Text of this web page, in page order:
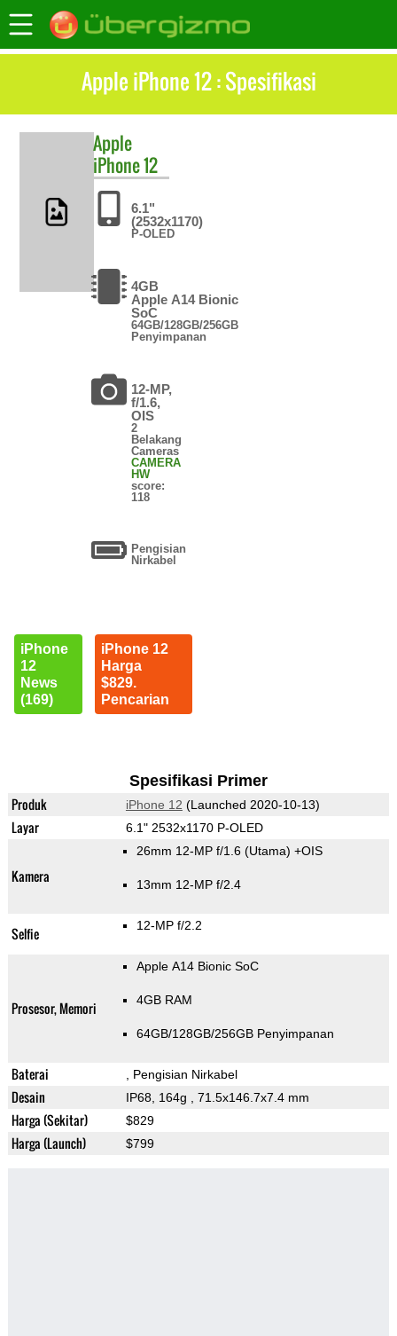
Apple iPhone 12 : Spesifikasi
Apple
iPhone 12
6.1"
(2532x1170)
P-OLED
4GB
Apple A14 Bionic
SoC
64GB/128GB/256GB
Penyimpanan
12-MP,
f/1.6,
OIS
2
Belakang
Cameras
CAMERA
HW
score:
118
Pengisian
Nirkabel
iPhone
12
News
(169)
iPhone 12
Harga
$829.
Pencarian
Spesifikasi Primer
Produk iPhone 12 (Launched 2020-10-13)
Layar 6.1" 2532x1170 P-OLED
Kamera
26mm 12-MP f/1.6 (Utama) +OIS
13mm 12-MP f/2.4
Selfie 12-MP f/2.2
Prosesor, Memori
Apple A14 Bionic SoC
4GB RAM
64GB/128GB/256GB Penyimpanan
Baterai , Pengisian Nirkabel
Desain IP68, 164g , 71.5x146.7x7.4 mm
Harga (Sekitar) $829
Harga (Launch) $799